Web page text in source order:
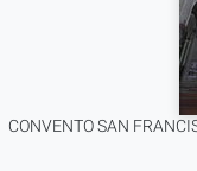
CONVENTO SAN